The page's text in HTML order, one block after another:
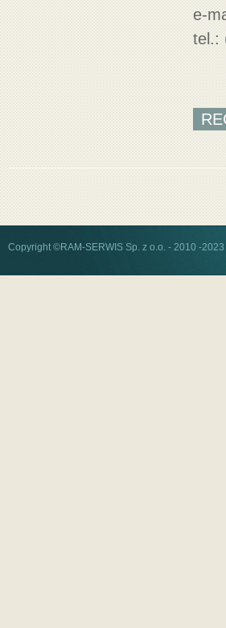
e-
tel.:
Copyright ©RAM-SERWIS Sp. z o.o. - 2010 -